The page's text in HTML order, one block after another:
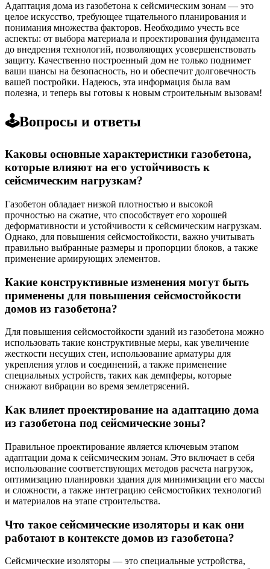
Адаптация дома из газобетона к сейсмическим зонам — это
целое искусство, требующее тщательного планирования и
понимания множества факторов. Необходимо учесть все
аспекты: от выбора материала и проектирования фундамента
до внедрения технологий, позволяющих усовершенствовать
защиту. Качественно построенный дом не только поднимет
ваши шансы на безопасность, но и обеспечит долговечность
вашей постройки. Надеюсь, эта информация была вам
полезна, и теперь вы готовы к новым строительным вызовам!
🕹️Вопросы и ответы
Каковы основные характеристики газобетона,
которые влияют на его устойчивость к
сейсмическим нагрузкам?
Газобетон обладает низкой плотностью и высокой
прочностью на сжатие, что способствует его хорошей
деформативности и устойчивости к сейсмическим нагрузкам.
Однако, для повышения сейсмостойкости, важно учитывать
правильно выбранные размеры и пропорции блоков, а также
применение армирующих элементов.
Какие конструктивные изменения могут быть
применены для повышения сейсмостойкости
домов из газобетона?
Для повышения сейсмостойкости зданий из газобетона можно
использовать такие конструктивные меры, как увеличение
жесткости несущих стен, использование арматуры для
укрепления углов и соединений, а также применение
специальных устройств, таких как демпферы, которые
снижают вибрации во время землетрясений.
Как влияет проектирование на адаптацию дома
из газобетона под сейсмические зоны?
Правильное проектирование является ключевым этапом
адаптации дома к сейсмическим зонам. Это включает в себя
использование соответствующих методов расчета нагрузок,
оптимизацию планировки здания для минимизации его массы
и сложности, а также интеграцию сейсмостойких технологий
и материалов на этапе строительства.
Что такое сейсмические изоляторы и как они
работают в контексте домов из газобетона?
Сейсмические изоляторы — это специальные устройства,